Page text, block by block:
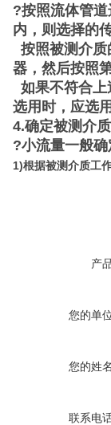
?按照流体管
内，则选择的
按照被测介
器，然后按照
如果不符合
选用时，应选
4.确定被测介
?小流量一般
1)根据被测介质工
产
您的单
您的姓
联系电